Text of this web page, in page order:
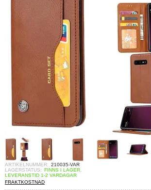
ARTIKELNUMMER: 210035-VAR
LAGERSTATUS: FINNS I LAGER.
LEVERANSTID 1-2 VARDAGAR
FRAKTKOSTNAD